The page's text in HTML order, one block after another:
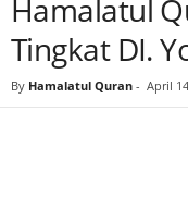
Hamalatul
Tingkat DI.
By Hamalatul Quran - April